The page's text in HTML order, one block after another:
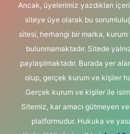
Ancak, üyelerimiz yazdıkları
siteye üye olarak bu
sitesi, herhangi bir marka, kurum
bulunmamaktadır. Sitede
paylaşılmaktadır. Burada yer
olup, gerçek kurum ve kişiler
Gerçek kurum ve kişiler ile
Sitemiz, kar amacı gütmeyen
platformudur. Hukuka ve